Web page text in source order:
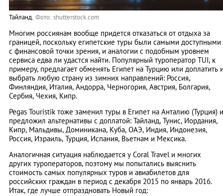
Тайланд. Фото: shutterstock.com
Многим россиянам вообще придется отказаться от отдыха за
границей, поскольку египетские туры были самыми доступными
с финансовой точки зрения, и аналогии с подобным уровнем
сервиса едва ли удастся найти. Популярный туроператор TUI, к
примеру, предлагает обменять Египет на Турцию или доплатить
выбрать любую страну из зимних направлений: Россия,
Финляндия, Италия, Андорра, Черногория, Австрия, Болгария,
Сербия, Чехия, Кипр.
Pegas Touristik тоже заменил туры в Египет на Анталию (Турция) и
предложил альтернативы с доплатой: Тайланд, Тунис, Иордания,
Кипр, Мальдивы, Доминикана, Куба, ОАЭ, Индия, Индонезия,
Россия, Израиль, Турция, Испания, Вьетнам и Мексика.
Аналогичная ситуация наблюдается у Coral Travel и многих
других туроператоров, поэтому мы попытались выяснить
стоимость самых популярных туров и авиабилетов для
российских граждан в период с декабря 2015 по январь 2016.
Итак, где лучше отпраздновать Новый год: